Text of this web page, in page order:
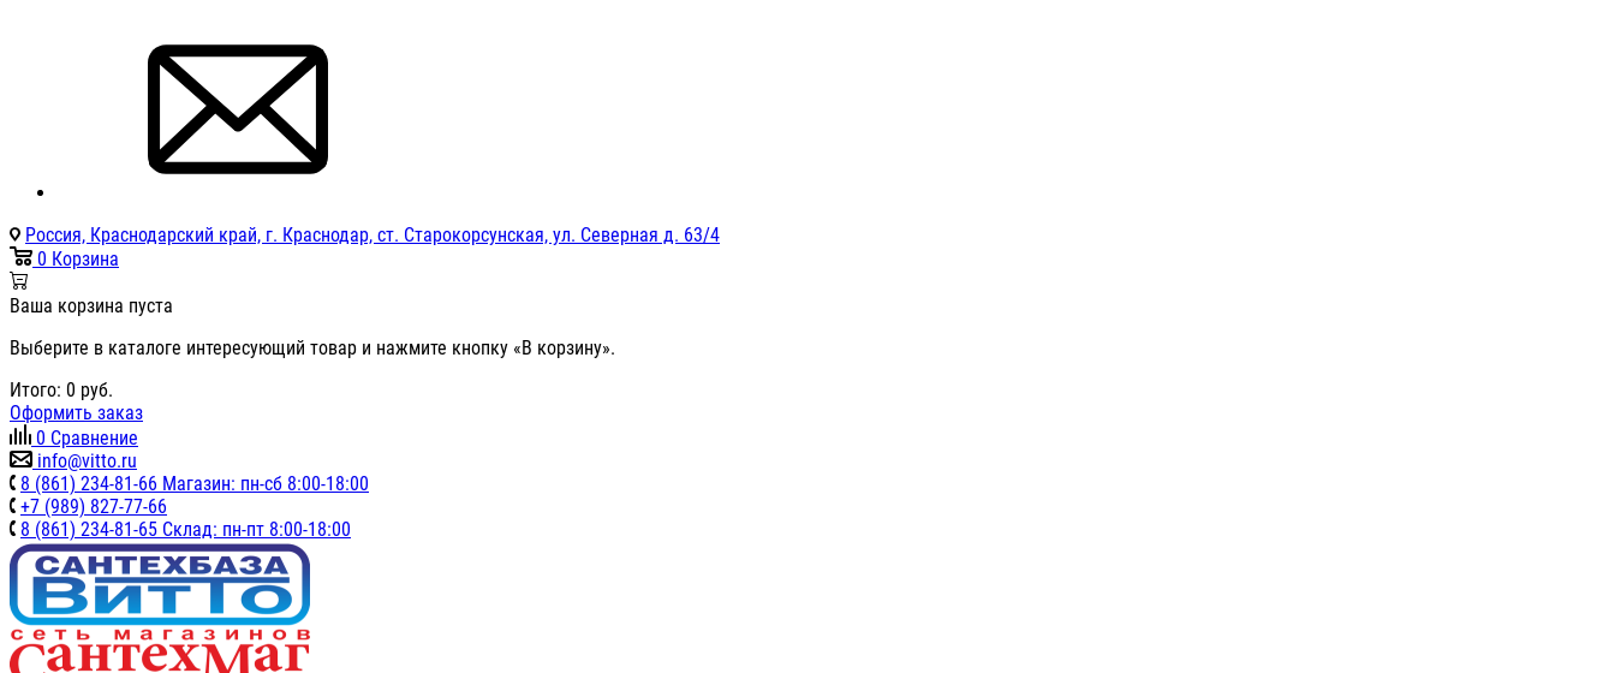
Россия, Краснодарский край, г. Краснодар, ст. Старокорсунская, ул. Северная д. 63/4
0 Корзина
Ваша корзина пуста
Выберите в каталоге интересующий товар и нажмите кнопку «В корзину».
Итого: 0 руб.
Оформить заказ
0 Сравнение
info@vitto.ru
8 (861) 234-81-66 Магазин: пн-сб 8:00-18:00
+7 (989) 827-77-66
8 (861) 234-81-65 Склад: пн-пт 8:00-18:00